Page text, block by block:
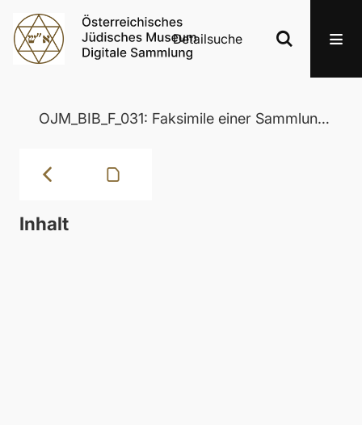
Detailsuche
OJM_BIB_F_031: Faksimile einer Sammlung von Segensprüchen (Seder Birkat ha-Mazon) aus Fürth, 1735
Inhalt